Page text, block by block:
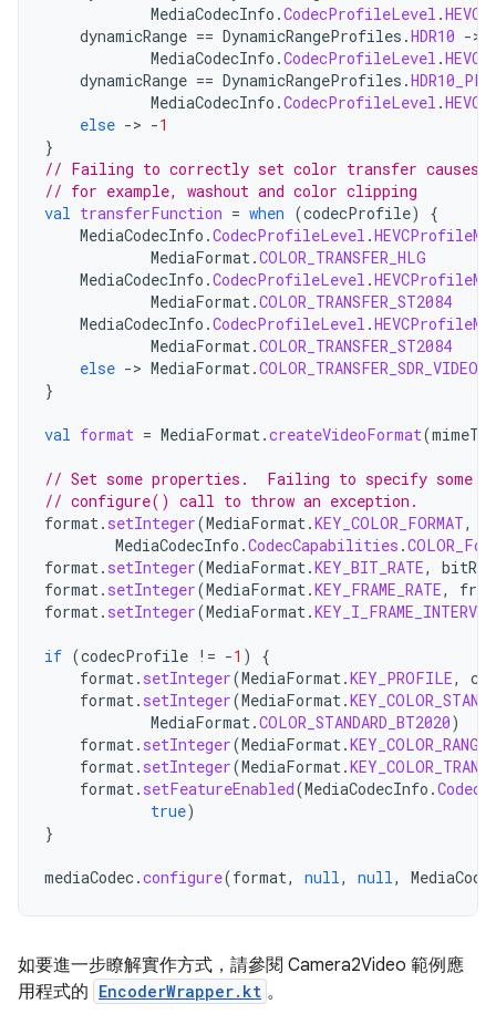
MediaCodecInfo .CodecProfileLevel .
dynamicRange == DynamicRangeProfiles .HDR10 ->
MediaCodecInfo .CodecProfileLevel .
dynamicRange == DynamicRangeProfiles .
MediaCodecInfo .CodecProfileLevel .
else -> -1
}
// Failing to correctly set color transfer causes
// for example, washout and color clipping
val transferFunction = when (codecProfile)
{
MediaCodecInfo .CodecProfileLevel .
MediaFormat.COLOR_TRANSFER_HLG
MediaCodecInfo .CodecProfileLevel .
MediaFormat.COLOR_TRANSFER_ST2084
MediaCodecInfo .CodecProfileLevel .
MediaFormat.COLOR_TRANSFER_ST2084
else -> MediaFormat.COLOR_TRANSFER_SDR_VIDEO
}
val format = MediaFormat.createVideoFormat(
// Set some properties.  Failing to specify some of
// configure() call to throw an exception.
format. setInteger(MediaFormat.KEY_COLOR_FORMAT,
MediaCodecInfo .CodecCapabilities .
format. setInteger(MediaFormat.KEY_BIT_RATE,
format. setInteger(MediaFormat.KEY_FRAME_RATE,
format. setInteger(MediaFormat.KEY_I_FRAME_INTERVAL
if (codecProfile != -1 )
{
format. setInteger(MediaFormat.KEY_PROFILE,
format. setInteger(MediaFormat.
MediaFormat.COLOR_STANDARD_BT2020)
format. setInteger(MediaFormat.KEY_COLOR_RANGE
format. setInteger(MediaFormat.
format. setFeatureEnabled(MediaCodecInfo .
true)
}
mediaCodec.configure(format, null, null,
如要進一步瞭解實作方式，請參閱 Camera2Video 範例應
用程式的 EncoderWrapper.kt 。